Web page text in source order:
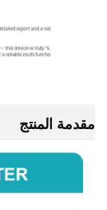
المنتج